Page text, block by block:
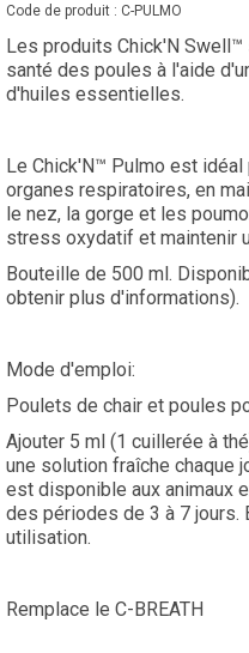
Code de produit : C-PULMO
Les produits Chick'N
santé des poules à l'aide
d'huiles essentielles.
Le Chick'N™ Pulmo est
organes respiratoires, en
le nez, la gorge et les
stress oxydatif et maintenir
Bouteille de 500 ml.
obtenir plus d'informations).
Mode d'emploi:
Poulets de chair et poules
Ajouter 5 ml (1 cuillerée à
une solution fraîche chaque
est disponible aux animaux
des périodes de 3 à 7 jours.
utilisation.
Remplace le C-BREATH